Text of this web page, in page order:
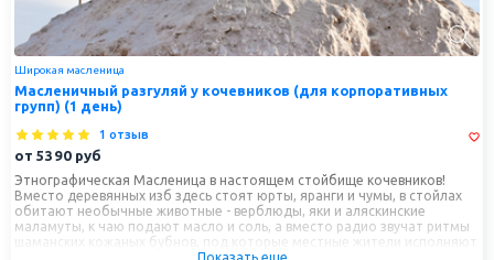
Широкая масленица
Масленичный разгуляй у кочевников (для корпоративных
групп) (1 день)
1 отзыв
от 5390 руб
Этнографическая Масленица в настоящем стойбище кочевников!
Вместо деревянных изб здесь стоят юрты, яранги и чумы, в стойлах
обитают необычные животные - верблюды, яки и аляскинские
маламуты, к чаю подают масло и соль, а вместо радио звучат ритмы
шаманских кожаных бубнов, под которые местные жители исполняют